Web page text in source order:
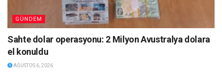
GÜNDEM
Sahte dolar operasyonu: 2 Milyon Avustralya dolara
el konuldu
AĞUSTOS 6, 2026